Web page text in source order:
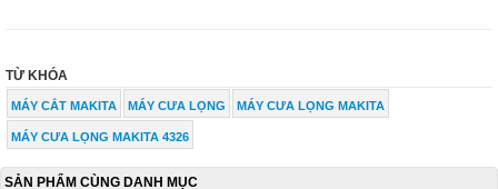
TỪ KHÓA
MÁY CẮT MAKITA MÁY CƯA LỌNG MÁY CƯA LỌNG MAKITA
MÁY CƯA LỌNG MAKITA 4326
SẢN PHẨM CÙNG DANH MỤC